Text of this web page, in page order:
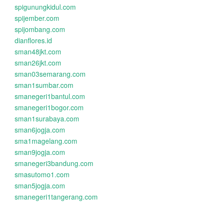
spigunungkidul.com
spijember.com
spijombang.com
dianflores.id
sman48jkt.com
sman26jkt.com
sman03semarang.com
sman1sumbar.com
smanegeri1bantul.com
smanegeri1bogor.com
sman1surabaya.com
sman6jogja.com
sma1magelang.com
sman9jogja.com
smanegeri3bandung.com
smasutomo1.com
sman5jogja.com
smanegeri1tangerang.com